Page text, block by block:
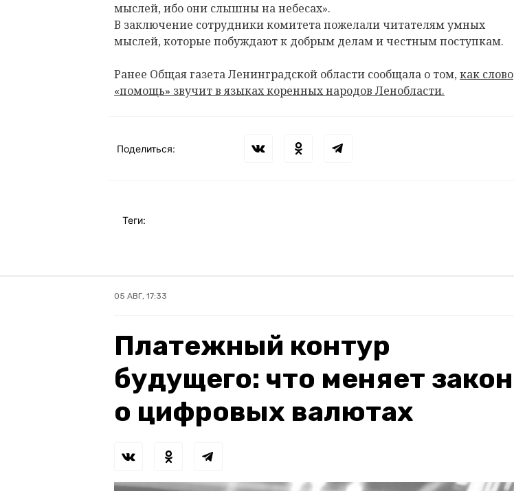
мыслей, ибо они слышны на небесах».
В заключение сотрудники комитета пожелали читателям умных
мыслей, которые побуждают к добрым делам и честным поступкам.
Ранее Общая газета Ленинградской области сообщала о том, как слово
«помощь» звучит в языках коренных народов Ленобласти.
Поделиться:
Теги:
05 АВГ, 17:33
Платежный контур
будущего: что меняет закон
о цифровых валютах